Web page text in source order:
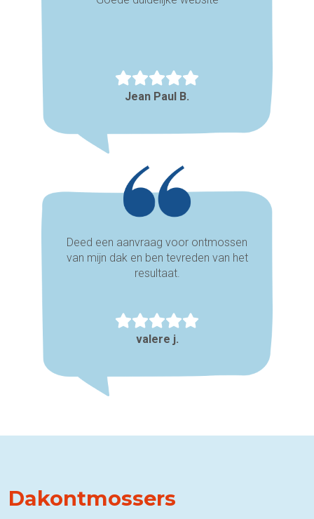
Jean Paul B.
Deed een aanvraag voor ontmossen
van mijn dak en ben tevreden van het
resultaat.
valere j.
Dakontmossers